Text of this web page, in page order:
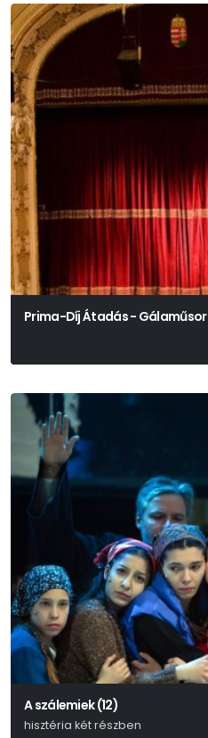
Prima-Díj Átadás - Gálaműsor
A szálemiek (12)
hisztéria két részben